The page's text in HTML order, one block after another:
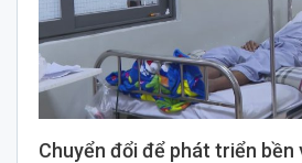
Chuyển đổi để phát triển bền